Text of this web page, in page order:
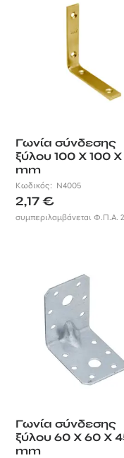
Γωνία σύνδεσης
ξύλου 100 X 100
mm
Κωδικός: N4005
2,17€
συμπεριλαμβάνεται Φ.Π.Α.
Γωνία σύνδεσης
ξύλου 60 X 60 X
mm